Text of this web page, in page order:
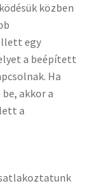
közben
egy
a beépített
Ha
akkor a
a